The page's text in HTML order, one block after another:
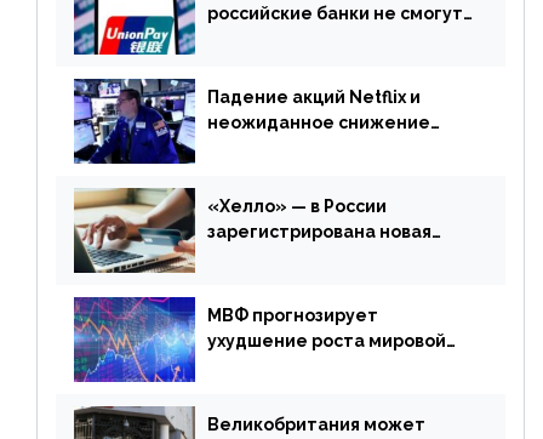
российские банки не смогут
Падение акций Netflix и
неожиданное снижение
апреля
«Хелло» — в России
зарегистрирована новая
МВФ прогнозирует
ухудшение роста мировой
апреля
Великобритания может